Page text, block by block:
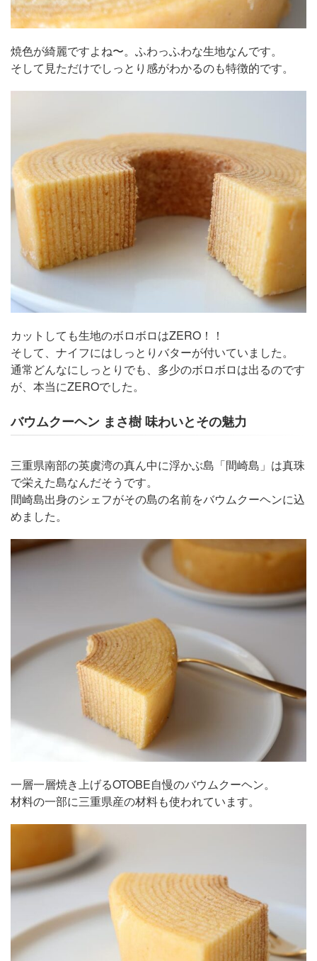
焼色が綺麗ですよね〜。ふわっふわな生地なんです。
そして見ただけでしっとり感がわかるのも特徴的です。
カットしても生地のボロボロはZERO！！
そして、ナイフにはしっとりバターが付いていました。
通常どんなにしっとりでも、多少のボロボロは出るのです
が、本当にZEROでした。
バウムクーヘン まさ樹 味わいとその魅力
三重県南部の英虞湾の真ん中に浮かぶ島「間崎島」は真珠
で栄えた島なんだそうです。
間崎島出身のシェフがその島の名前をバウムクーヘンに込
めました。
一層一層焼き上げるOTOBE自慢のバウムクーヘン。
材料の一部に三重県産の材料も使われています。